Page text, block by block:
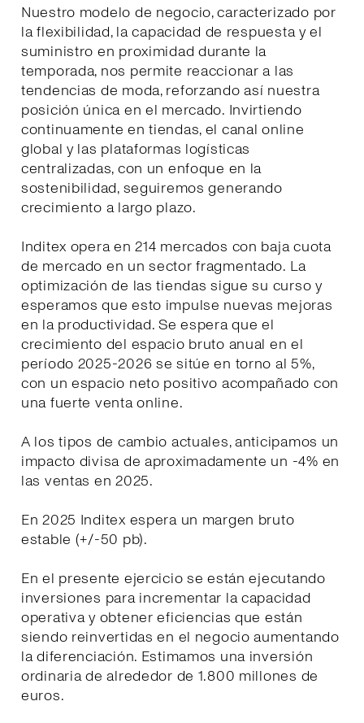
Nuestro modelo de negocio, caracterizado por
la flexibilidad, la capacidad de respuesta y el
suministro en proximidad durante la
temporada, nos permite reaccionar a las
tendencias de moda, reforzando así nuestra
posición única en el mercado. Invirtiendo
continuamente en tiendas, el canal online
global y las plataformas logísticas
centralizadas, con un enfoque en la
sostenibilidad, seguiremos generando
crecimiento a largo plazo.
Inditex opera en 214 mercados con baja cuota
de mercado en un sector fragmentado. La
optimización de las tiendas sigue su curso y
esperamos que esto impulse nuevas mejoras
en la productividad. Se espera que el
crecimiento del espacio bruto anual en el
período 2025-2026 se sitúe en torno al 5%,
con un espacio neto positivo acompañado con
una fuerte venta online.
A los tipos de cambio actuales, anticipamos un
impacto divisa de aproximadamente un -4% en
las ventas en 2025.
En 2025 Inditex espera un margen bruto
estable (+/-50 pb).
En el presente ejercicio se están ejecutando
inversiones para incrementar la capacidad
operativa y obtener eficiencias que están
siendo reinvertidas en el negocio aumentando
la diferenciación. Estimamos una inversión
ordinaria de alrededor de 1.800 millones de
euros.